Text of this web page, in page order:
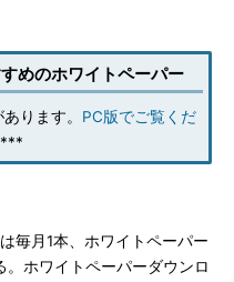
めのホワイトペーパー
ります。 PC版でご覧くだ
***
毎月1本、ホワイトペーパー
。ホワイトペーパーダウンロ